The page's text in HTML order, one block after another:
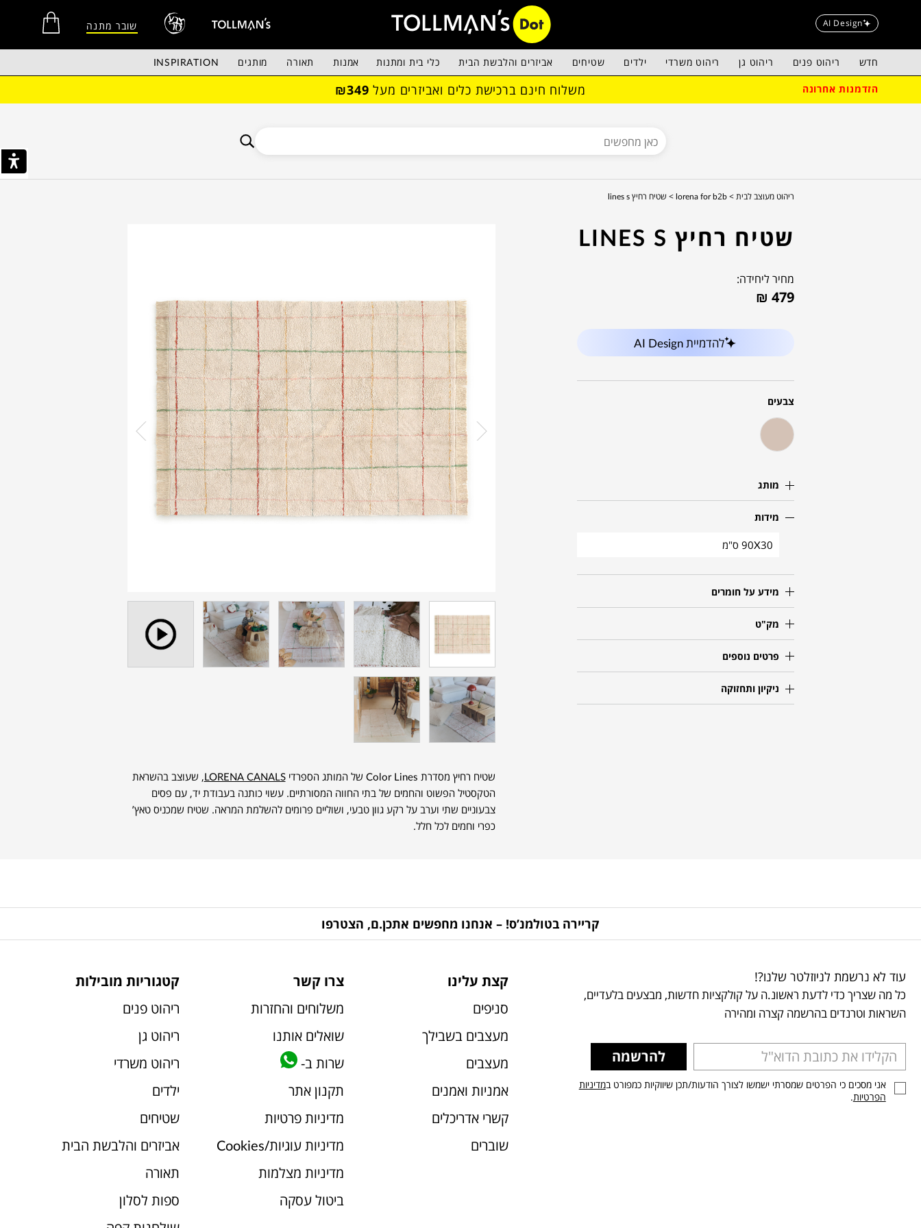
AI Design שובר מתנה
חדש ריהוט פנים ריהוט גן ריהוט משרדי ילדים שטיחים אביזרים והלבשת הבית כלי בית ומתנות אמנות תאורה מותגים INSPIRATION
הזדמנות אחרונה משלוח חינם ברכישת כלים ואביזרים מעל ₪349
ריהוט מעוצב לבית > lorena for b2b > שטיח רחיץ lines s
שטיח רחיץ LINES S
מחיר ליחידה:
₪ 479
להדמיית AI Design
צבעים
מותג
מידות
90X30 ס"מ
מידע על חומרים
מק"ט
פרטים נוספים
ניקיון ותחזוקה
שטיח רחיץ מסדרת Color Lines של המותג הספרדי LORENA CANALS, שעוצב בהשראת
הטקסטיל הפשוט והחמים של בתי החווה המסורתיים. עשוי כותנה בעבודת יד, עם פסים
צבעוניים שתי וערב על רקע גוון טבעי, ושוליים פרומים להשלמת המראה. שטיח שמכניס טאץ’
כפרי וחמים לכל חלל.
קריירה בטולמנ’ס! – אנחנו מחפשים אתכן.ם, הצטרפו
עוד לא נרשמת לניוזלטר שלנו?!
כל מה שצריך כדי לדעת ראשונ.ה על קולקציות חדשות, מבצעים בלעדיים,
השראות וטרנדים בהרשמה קצרה ומהירה
להרשמה
אני מסכים כי הפרטים שמסרתי ישמשו לצורך הודעות/תכן שיווקיות כמפורט במדיניות
הפרטיות.
קצת עלינו
סניפים
מעצבים בשבילך
מעצבים
אמניות ואמנים
קשרי אדריכלים
שוברים
צרו קשר
משלוחים והחזרות
שואלים אותנו
שרות ב-
תקנון אתר
מדיניות פרטיות
מדיניות עוגיות/Cookies
מדיניות מצלמות
ביטול עסקה
קטגוריות מובילות
ריהוט פנים
ריהוט גן
ריהוט משרדי
ילדים
שטיחים
אביזרים והלבשת הבית
תאורה
ספות לסלון